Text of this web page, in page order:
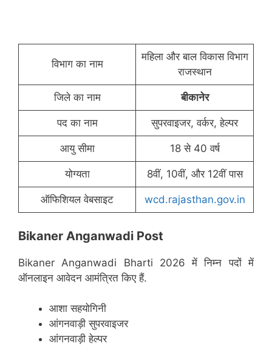
विभाग का नाम
महिला और बाल विकास विभाग
राजस्थान
जिले का नाम बीकानेर
पद का नाम सुपरवाइजर, वर्कर, हेल्पर
आयु सीमा 18 से 40 वर्ष
योग्यता 8वीं, 10वीं, और 12वीं पास
ऑफिशियल वेबसाइट wcd.rajasthan.gov.in
Bikaner Anganwadi Post
Bikaner Anganwadi Bharti 2026 में निम्न पदों में
ऑनलाइन आवेदन आमंत्रित किए हैं.
आशा सहयोगिनी
आंगनवाड़ी सुपरवाइजर
आंगनवाड़ी हेल्पर